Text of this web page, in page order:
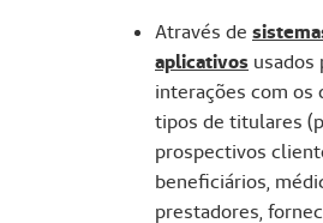
Através de
aplicativos usados
interações com os
tipos de titulares
prospectivos
beneficiários,
prestadores,